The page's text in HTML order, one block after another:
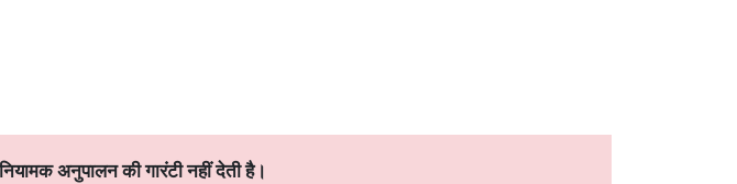
अनुपालन की गारंटी नहीं देती है।